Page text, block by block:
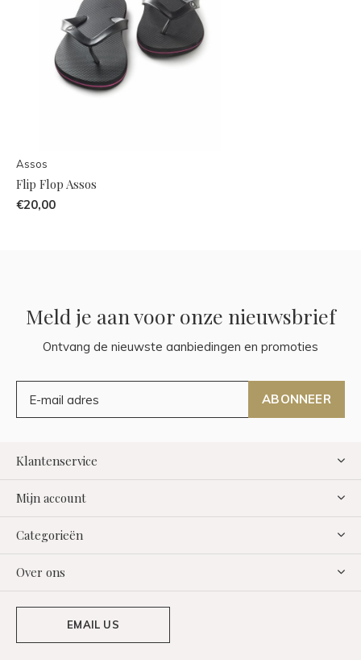
Assos
Flip Flop Assos
€20,00
Meld je aan voor onze nieuwsbrief
Ontvang de nieuwste aanbiedingen en promoties
ABONNEER
Klantenservice
Mijn account
Categorieën
Over ons
EMAIL US